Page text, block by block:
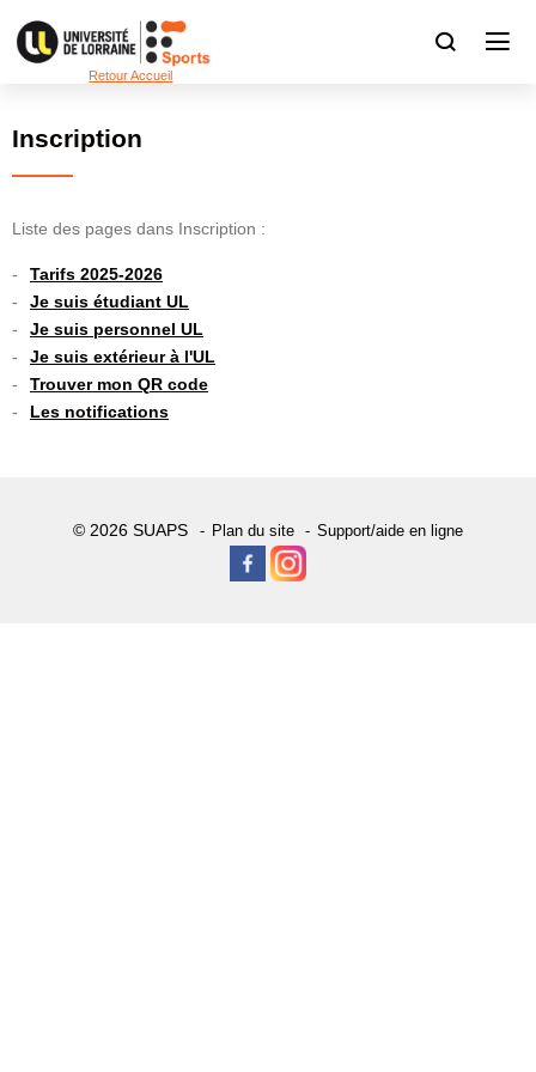
Retour Accueil
Inscription
Liste des pages dans Inscription :
Tarifs 2025-2026
Je suis étudiant UL
Je suis personnel UL
Je suis extérieur à l'UL
Trouver mon QR code
Les notifications
© 2026 SUAPS Plan du site Support/aide en ligne